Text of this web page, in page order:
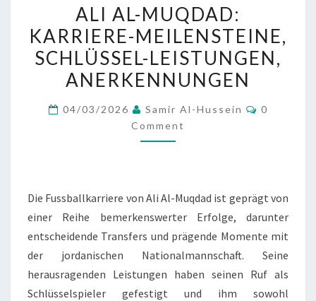
AL-
MUQDAD:
KARRIERE-
MEILENSTEINE,
LEISTUNGEN,
ANERKENNUNGEN
ALI AL-MUQDAD:
KARRIERE-MEILENSTEINE,
SCHLÜSSEL-LEISTUNGEN,
ANERKENNUNGEN
04/03/2026 Samir Al-Hussein Comments
0
Comment
Die Fussballkarriere von Ali Al-Muqdad ist geprägt von
einer Reihe bemerkenswerter Erfolge, darunter
entscheidende Transfers und prägende Momente mit
der jordanischen Nationalmannschaft. Seine
herausragenden Leistungen haben seinen Ruf als
Schlüsselspieler gefestigt und ihm sowohl